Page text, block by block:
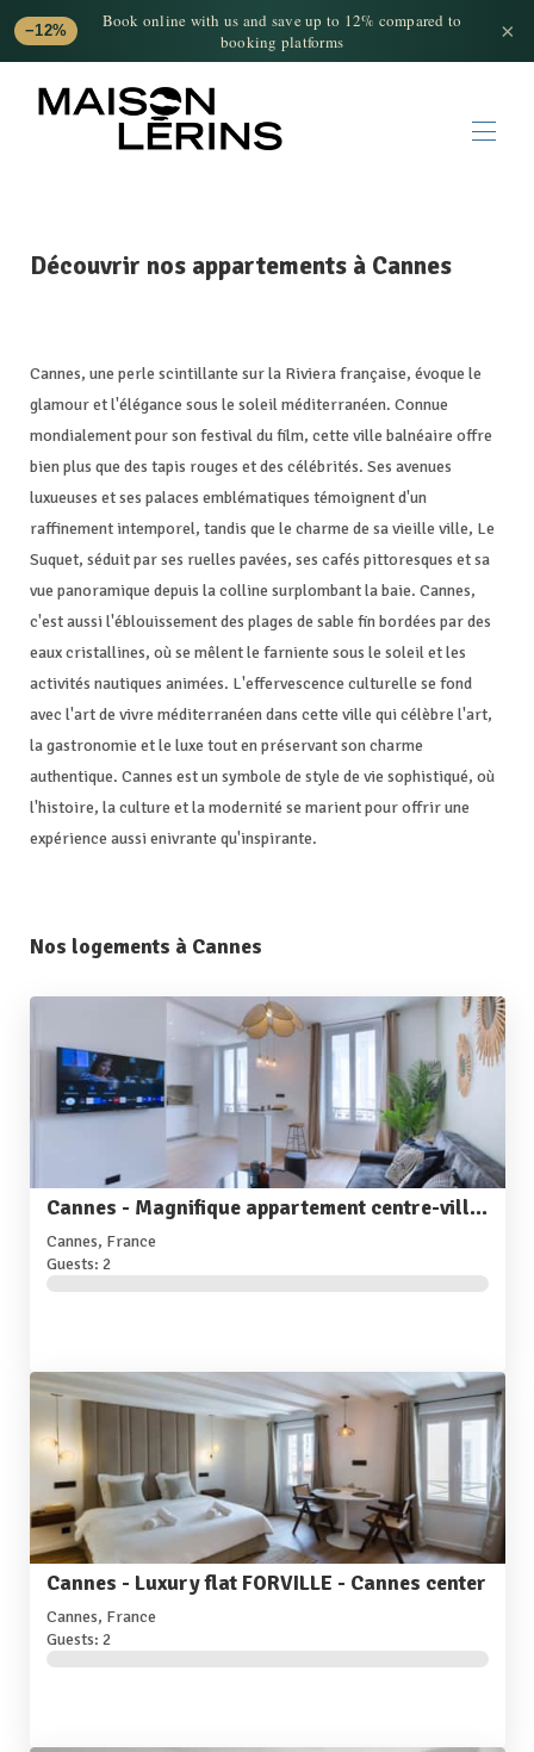
−12%
Book online with us and save up to 12% compared to
booking platforms
×
Discover the destinations ▾
Contact us
Découvrir nos appartements à Cannes
Cannes, une perle scintillante sur la Riviera française, évoque le
glamour et l'élégance sous le soleil méditerranéen. Connue
mondialement pour son festival du film, cette ville balnéaire offre
bien plus que des tapis rouges et des célébrités. Ses avenues
luxueuses et ses palaces emblématiques témoignent d'un
raffinement intemporel, tandis que le charme de sa vieille ville, Le
Suquet, séduit par ses ruelles pavées, ses cafés pittoresques et sa
vue panoramique depuis la colline surplombant la baie. Cannes,
c'est aussi l'éblouissement des plages de sable fin bordées par des
eaux cristallines, où se mêlent le farniente sous le soleil et les
activités nautiques animées. L'effervescence culturelle se fond
avec l'art de vivre méditerranéen dans cette ville qui célèbre l'art,
la gastronomie et le luxe tout en préservant son charme
authentique. Cannes est un symbole de style de vie sophistiqué, où
l'histoire, la culture et la modernité se marient pour offrir une
expérience aussi enivrante qu'inspirante.
Nos logements à Cannes
Cannes - Magnifique appartement centre-ville - Palais 5min
Cannes, France
Guests: 2
Cannes - Luxury flat FORVILLE - Cannes center
Cannes, France
Guests: 2